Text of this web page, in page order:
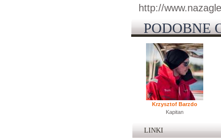
http://
PODOBNE
Krzysztof Barzdo
Kapitan
LINKI